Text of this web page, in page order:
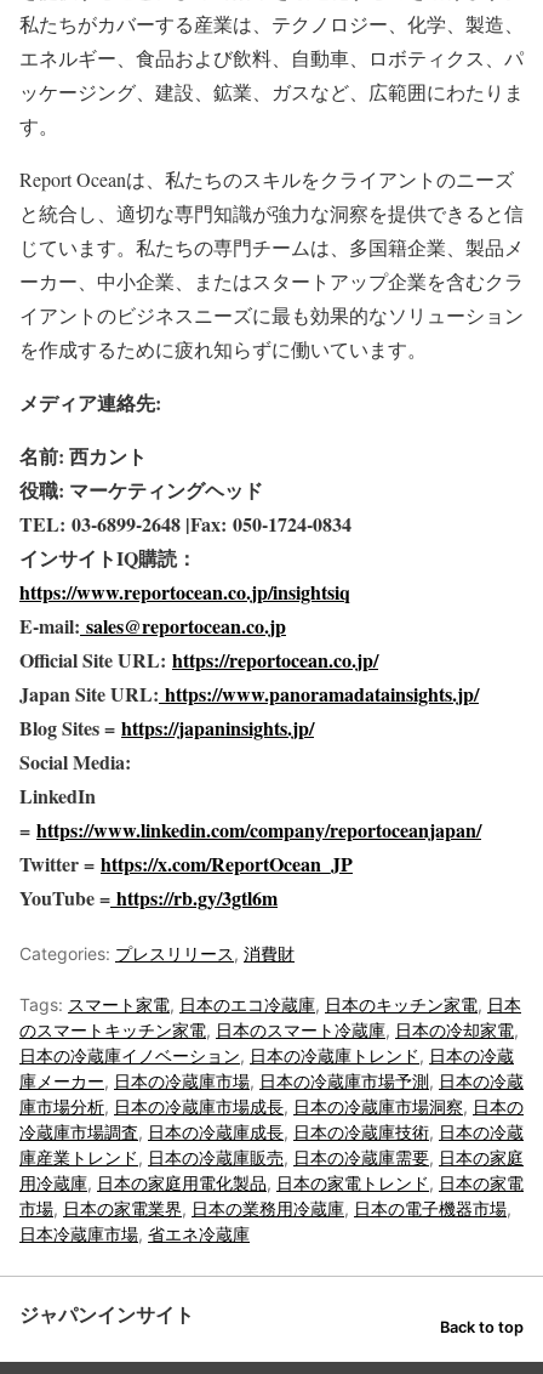
私たちがカバーする産業は、テクノロジー、化学、製造、
エネルギー、食品および飲料、自動車、ロボティクス、パ
ッケージング、建設、鉱業、ガスなど、広範囲にわたりま
す。
Report Oceanは、私たちのスキルをクライアントのニーズ
と統合し、適切な専門知識が強力な洞察を提供できると信
じています。私たちの専門チームは、多国籍企業、製品メ
ーカー、中小企業、またはスタートアップ企業を含むクラ
イアントのビジネスニーズに最も効果的なソリューション
を作成するために疲れ知らずに働いています。
メディア連絡先:
名前: 西カント
役職: マーケティングヘッド
TEL: 03-6899-2648 |Fax: 050-1724-0834
インサイトIQ購読：
https://www.reportocean.co.jp/insightsiq
E-mail: sales@reportocean.co.jp
Official Site URL: https://reportocean.co.jp/
Japan Site URL: https://www.panoramadatainsights.jp/
Blog Sites = https://japaninsights.jp/
Social Media:
LinkedIn
= https://www.linkedin.com/company/reportoceanjapan/
Twitter = https://x.com/ReportOcean_JP
YouTube = https://rb.gy/3gtl6m
Categories: プレスリリース, 消費財
Tags: スマート家電, 日本のエコ冷蔵庫, 日本のキッチン家電, 日本
のスマートキッチン家電, 日本のスマート冷蔵庫, 日本の冷却家電,
日本の冷蔵庫イノベーション, 日本の冷蔵庫トレンド, 日本の冷蔵
庫メーカー, 日本の冷蔵庫市場, 日本の冷蔵庫市場予測, 日本の冷蔵
庫市場分析, 日本の冷蔵庫市場成長, 日本の冷蔵庫市場洞察, 日本の
冷蔵庫市場調査, 日本の冷蔵庫成長, 日本の冷蔵庫技術, 日本の冷蔵
庫産業トレンド, 日本の冷蔵庫販売, 日本の冷蔵庫需要, 日本の家庭
用冷蔵庫, 日本の家庭用電化製品, 日本の家電トレンド, 日本の家電
市場, 日本の家電業界, 日本の業務用冷蔵庫, 日本の電子機器市場,
日本冷蔵庫市場, 省エネ冷蔵庫
ジャパンインサイト Back to top